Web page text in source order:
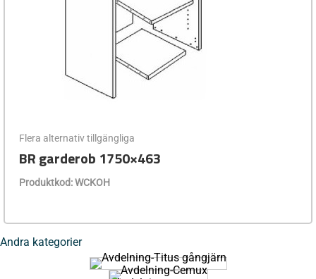
Flera alternativ tillgängliga
BR garderob 1750×463
Produktkod: WCKOH
Andra kategorier